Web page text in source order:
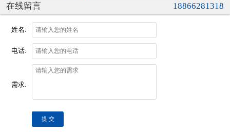
在线留言 18866281318
姓名:
电话:
需求:
提 交